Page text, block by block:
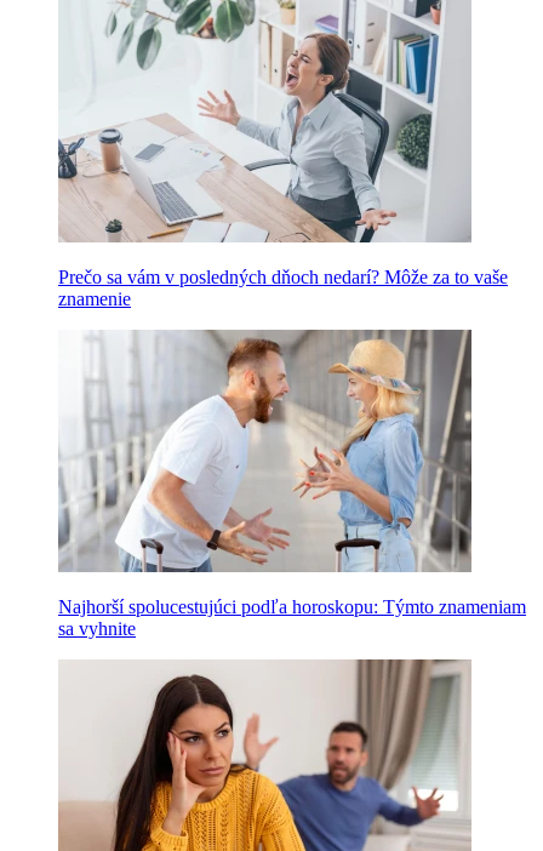
Prečo sa vám v posledných dňoch nedarí? Môže za to vaše
znamenie
Najhorší spolucestujúci podľa horoskopu: Týmto znameniam
sa vyhnite